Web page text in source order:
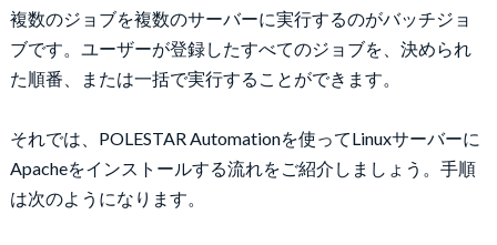
複数のジョブを複数のサーバーに実行するのがバッチジョ
ブです。ユーザーが登録したすべてのジョブを、決められ
た順番、または一括で実行することができます。
それでは、POLESTAR Automationを使ってLinuxサーバーに
Apacheをインストールする流れをご紹介しましょう。手順
は次のようになります。